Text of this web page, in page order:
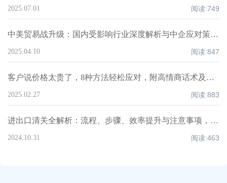
2025.07.01 阅读:749
中美贸易战升级：国内受影响行业深度解析与中企应对策略！
2025.04.10 阅读:847
客户说价格太贵了，8种方法轻松应对，附高情商话术及案例！
2025.02.27 阅读:883
进出口清关全解析：流程、步骤、效率提升与注意事项，超全知识点汇总！
2024.10.31 阅读:463